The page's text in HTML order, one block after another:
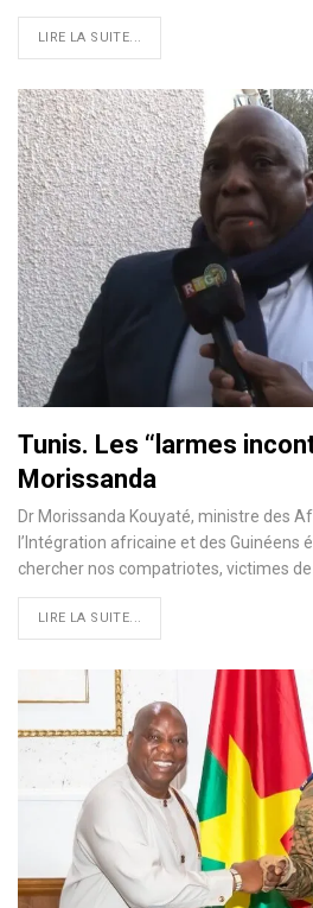
LIRE LA SUITE...
Tunis. Les ‘‘larmes
Morissanda
Dr Morissanda Kouyaté, ministre des
l’Intégration africaine et des Guinéens
chercher nos compatriotes, victimes de
LIRE LA SUITE...